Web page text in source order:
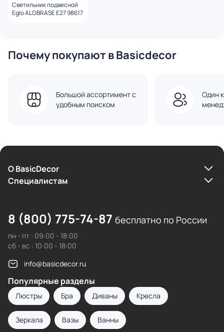
Светильник подвесной
Eglo ALOBRASE E27 98617
Почему покупают в Basicdecor
Большой ассортимент с
удобным поиском
Один
О BasicDecor
Cпециалистам
8 (800) 775-74-87 бесплатно по России
пн - пт : 09:00 - 18:00
сб - вс : 10:00 - 18:00
info@basicdecor.ru
Популярные разделы
Люстры Бра Диваны Кресла
Зеркала Вазы Ванны